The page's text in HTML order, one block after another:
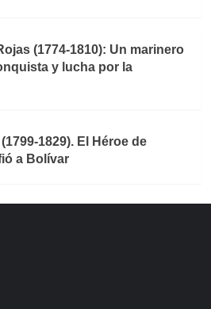
(1774-1810): Un marinero
y lucha por la
1829). El Héroe de
a Bolívar